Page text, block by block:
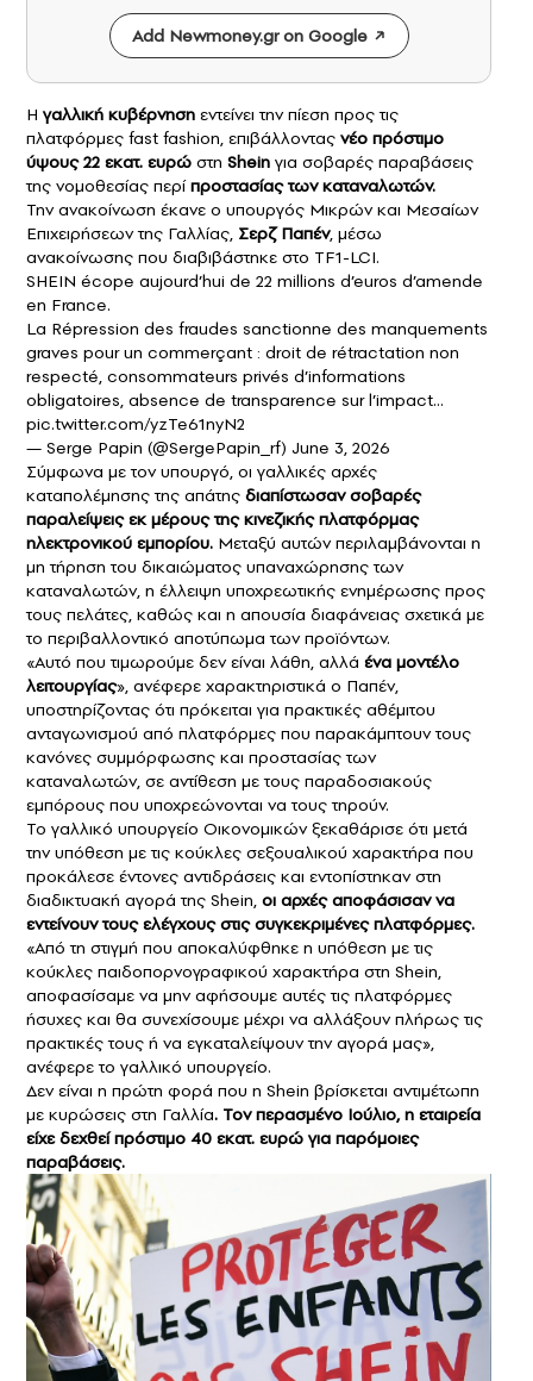
Add Newmoney.gr on Google
Η γαλλική κυβέρνηση εντείνει την πίεση προς τις
πλατφόρμες fast fashion, επιβάλλοντας νέο πρόστιμο
ύψους 22 εκατ. ευρώ στη Shein για σοβαρές παραβάσεις
της νομοθεσίας περίπροστασίας των καταναλωτών.
Την ανακοίνωση έκανε ο υπουργός Μικρών και Μεσαίων
Επιχειρήσεων της Γαλλίας, Σερζ Παπέν, μέσω
ανακοίνωσης που διαβιβάστηκε στο TF1-LCI.
SHEIN écope aujourd’hui de 22 millions d’euros d’amende
en France.
La Répression des fraudes sanctionne des manquements
graves pour un commerçant : droit de rétractation non
respecté, consommateurs privés d’informations
obligatoires, absence de transparence sur l’impact…
pic.twitter.com/yzTe61nyN2
— Serge Papin (@SergePapin_rf) June 3, 2026
Σύμφωνα με τον υπουργό, οι γαλλικές αρχές
καταπολέμησης της απάτης διαπίστωσαν σοβαρές
παραλείψεις εκ μέρους της κινεζικής πλατφόρμας
ηλεκτρονικού εμπορίου. Μεταξύ αυτών περιλαμβάνονται η
μη τήρηση του δικαιώματος υπαναχώρησης των
καταναλωτών, η έλλειψη υποχρεωτικής ενημέρωσης προς
τους πελάτες, καθώς και η απουσία διαφάνειας σχετικά με
το περιβαλλοντικό αποτύπωμα των προϊόντων.
«Αυτό που τιμωρούμε δεν είναι λάθη, αλλά ένα μοντέλο
λειτουργίας», ανέφερε χαρακτηριστικά ο Παπέν,
υποστηρίζοντας ότι πρόκειται για πρακτικές αθέμιτου
ανταγωνισμού από πλατφόρμες που παρακάμπτουν τους
κανόνες συμμόρφωσης και προστασίας των
καταναλωτών, σε αντίθεση με τους παραδοσιακούς
εμπόρους που υποχρεώνονται να τους τηρούν.
Το γαλλικό υπουργείο Οικονομικών ξεκαθάρισε ότι μετά
την υπόθεση με τις κούκλες σεξουαλικού χαρακτήρα που
προκάλεσε έντονες αντιδράσεις και εντοπίστηκαν στη
διαδικτυακή αγορά της Shein, οι αρχές αποφάσισαν να
εντείνουν τους ελέγχους στις συγκεκριμένες πλατφόρμες.
«Από τη στιγμή που αποκαλύφθηκε η υπόθεση με τις
κούκλες παιδοπορνογραφικού χαρακτήρα στη Shein,
αποφασίσαμε να μην αφήσουμε αυτές τις πλατφόρμες
ήσυχες και θα συνεχίσουμε μέχρι να αλλάξουν πλήρως τις
πρακτικές τους ή να εγκαταλείψουν την αγορά μας»,
ανέφερε το γαλλικό υπουργείο.
Δεν είναι η πρώτη φορά που η Shein βρίσκεται αντιμέτωπη
με κυρώσεις στη Γαλλία. Τον περασμένο Ιούλιο, η εταιρεία
είχε δεχθεί πρόστιμο 40 εκατ. ευρώ για παρόμοιες
παραβάσεις.